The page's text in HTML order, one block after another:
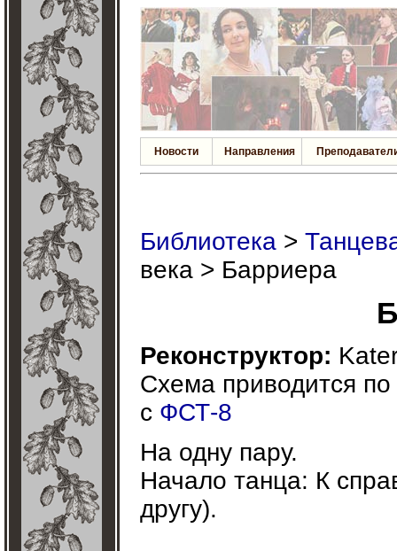
Новости Направления
Библиотека >
века > Барриера
Реконструктор:
Схема приводится
с ФСТ-8
На одну пару.
Начало танца: К
другу).